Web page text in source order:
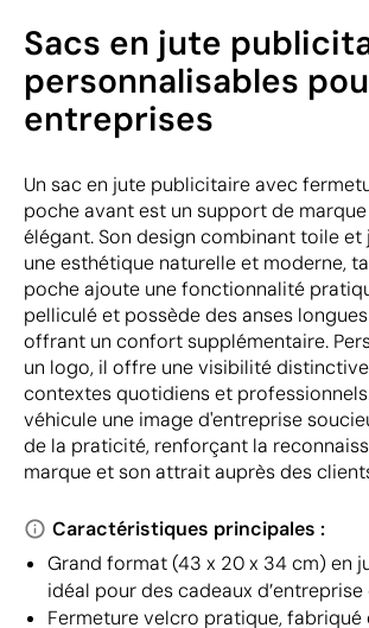
Sacs en jute
personnalisables
entreprises
Un sac en jute publicitaire avec
poche avant est un support de
élégant. Son design combinant toile
une esthétique naturelle et moderne,
poche ajoute une fonctionnalité
pelliculé et possède des anses
offrant un confort supplémentaire.
un logo, il offre une visibilité
contextes quotidiens et
véhicule une image d'entreprise
de la praticité, renforçant la
marque et son attrait auprès des
Caractéristiques principales :
Grand format (43 x 20 x 34 cm) en
idéal pour des cadeaux
Fermeture velcro pratique, fabriqué